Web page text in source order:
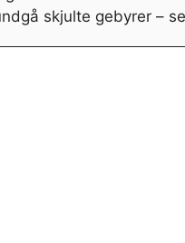
skjulte gebyrer –